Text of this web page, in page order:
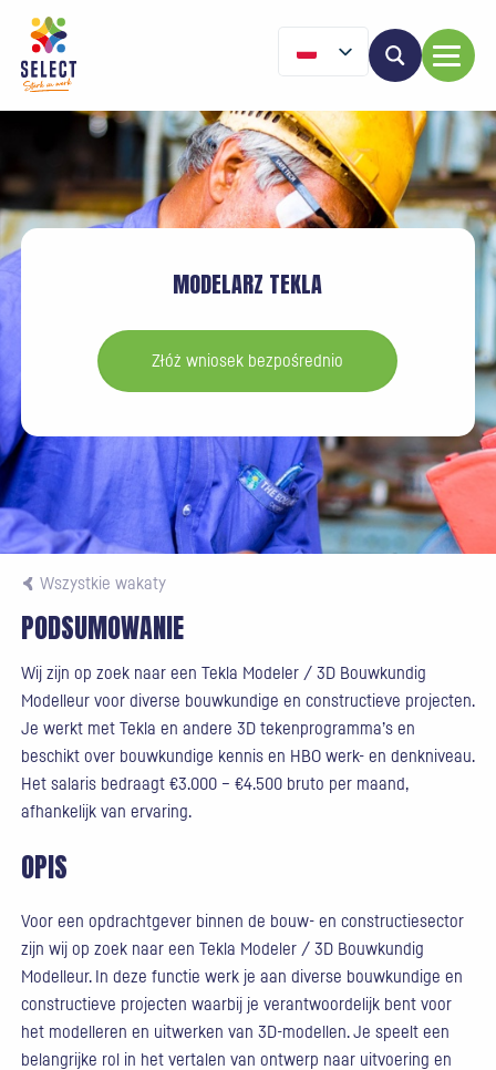
MODELARZ TEKLA
Złóż wniosek bezpośrednio
Wszystkie wakaty
PODSUMOWANIE
Wij zijn op zoek naar een Tekla Modeler / 3D Bouwkundig
Modelleur voor diverse bouwkundige en constructieve projecten.
Je werkt met Tekla en andere 3D tekenprogramma’s en
beschikt over bouwkundige kennis en HBO werk- en denkniveau.
Het salaris bedraagt €3.000 – €4.500 bruto per maand,
afhankelijk van ervaring.
OPIS
Voor een opdrachtgever binnen de bouw- en constructiesector
zijn wij op zoek naar een Tekla Modeler / 3D Bouwkundig
Modelleur. In deze functie werk je aan diverse bouwkundige en
constructieve projecten waarbij je verantwoordelijk bent voor
het modelleren en uitwerken van 3D-modellen. Je speelt een
belangrijke rol in het vertalen van ontwerp naar uitvoering en